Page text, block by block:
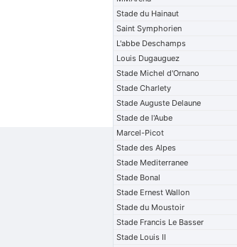
Stade du Hainaut
Saint Symphorien
L'abbe Deschamps
Louis Dugauguez
Stade Michel d'Ornano
Stade Charlety
Stade Auguste Delaune
Stade de l'Aube
Marcel-Picot
Stade des Alpes
Stade Mediterranee
Stade Bonal
Stade Ernest Wallon
Stade du Moustoir
Stade Francis Le Basser
Stade Louis II